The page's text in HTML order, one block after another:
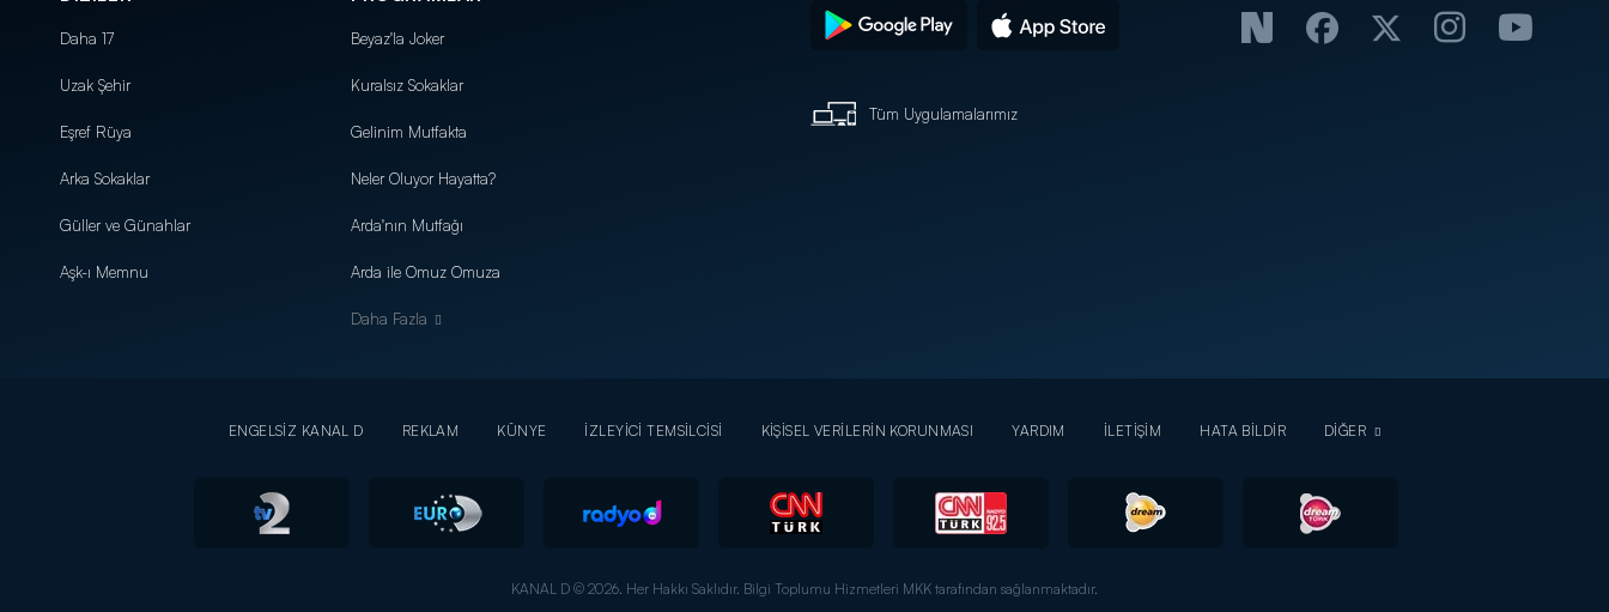
Daha 17
Uzak Şehir
Eşref Rüya
Arka Sokaklar
Güller ve Günahlar
Aşk-ı Memnu
Beyaz'la Joker
Kuralsız Sokaklar
Gelinim Mutfakta
Neler Oluyor Hayatta?
Arda'nın Mutfağı
Arda ile Omuz Omuza
Daha Fazla
Tüm Uygulamalarımız
ENGELSİZ KANAL D REKLAM KÜNYE İZLEYİCİ TEMSİLCİSİ KİŞİSEL VERİLERİN KORUNMASI YARDIM İLETİŞİM HATA BİLDİR DİĞER
KANAL D © 2026. Her Hakkı Saklıdır. Bilgi Toplumu Hizmetleri MKK tarafından sağlanmaktadır.